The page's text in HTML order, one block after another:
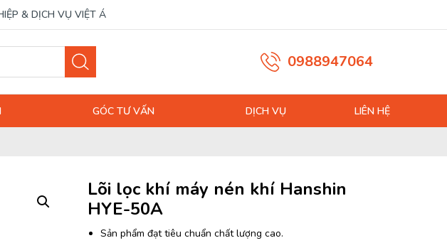
& DỊCH VỤ VIỆT Á
0988947064
GÓC TƯ VẤN DỊCH VỤ LIÊN HỆ
Lõi lọc khí máy nén khí Hanshin
HYE-50A
Sản phẩm đạt tiêu chuẩn chất lượng cao.